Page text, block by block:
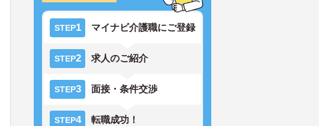
STEP1 マイナビ介護職にご登録
STEP2 求人のご紹介
STEP3 面接・条件交渉
STEP4 転職成功！